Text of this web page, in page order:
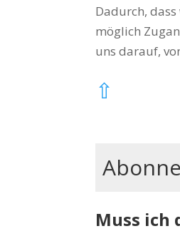
Dadurch,
möglich
uns darauf,
⇧
Muss ich